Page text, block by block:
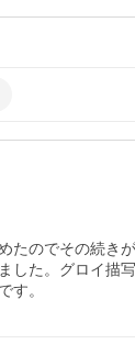
たのでその続き
した。グロイ描
す。